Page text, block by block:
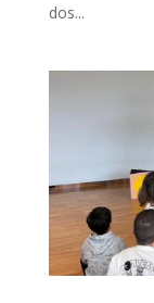
dos...